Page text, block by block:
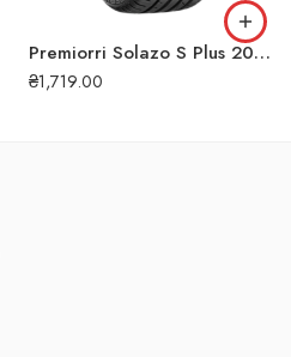
Premiorri Solazo S Plus 205/55 R16 94W літня шина
₴1,719.00